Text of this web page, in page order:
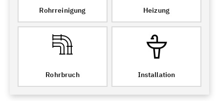
Rohrreinigung Heizung
Rohrbruch Installation